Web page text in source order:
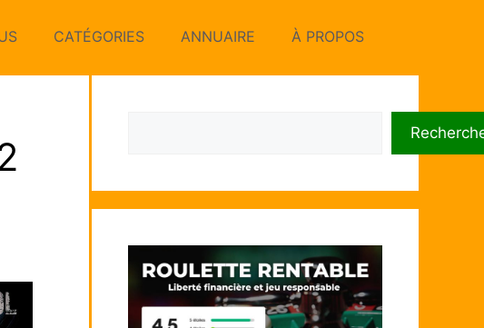
CATÉGORIES ANNUAIRE À PROPOS